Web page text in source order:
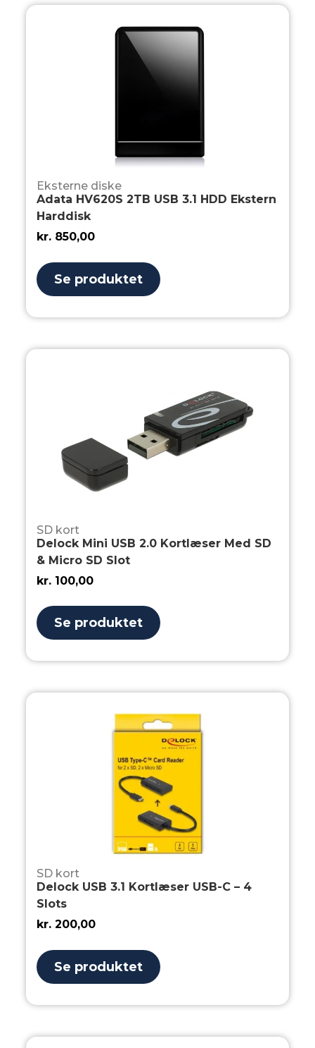
Eksterne diske
Adata HV620S 2TB USB 3.1 HDD Ekstern
Harddisk
kr. 850,00
Se produktet
SD kort
Delock Mini USB 2.0 Kortlæser Med SD
& Micro SD Slot
kr. 100,00
Se produktet
SD kort
Delock USB 3.1 Kortlæser USB-C – 4
Slots
kr. 200,00
Se produktet